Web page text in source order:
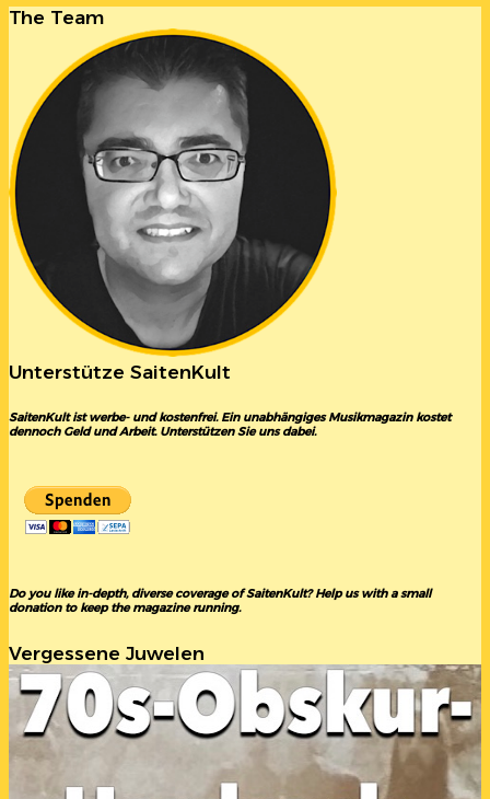
The Team
Unterstütze SaitenKult
SaitenKult ist werbe- und kostenfrei. Ein unabhängiges Musikmagazin kostet
dennoch Geld und Arbeit. Unterstützen Sie uns dabei.
Do you like in-depth, diverse coverage of SaitenKult? Help us with a small
donation to keep the magazine running.
Vergessene Juwelen